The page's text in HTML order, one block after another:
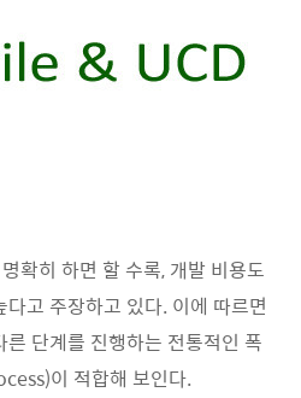
확히 하면 할 수록, 개발 비용도
고 주장하고 있다. 이에 따르면
단계를 진행하는 전통적인 폭
이 적합해 보인다.